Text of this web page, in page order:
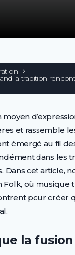
la tradition
moyen
et rassemble
émergé au fil
dans les
Dans cet article,
Folk, où musique
pour créer
la